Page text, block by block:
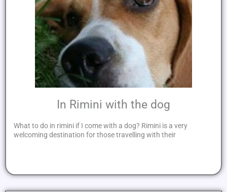
In Rimini with the dog
What to do in rimini if I come with a dog? Rimini is a very
welcoming destination for those travelling with their